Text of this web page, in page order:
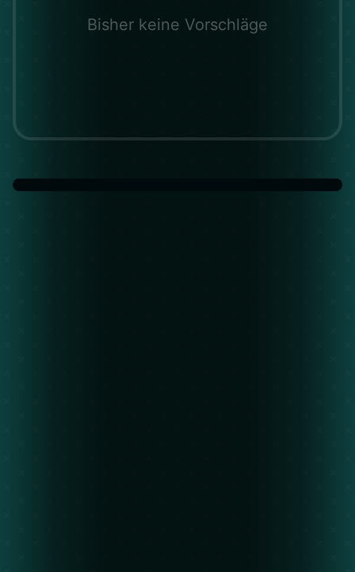
Bisher keine Vorschläge